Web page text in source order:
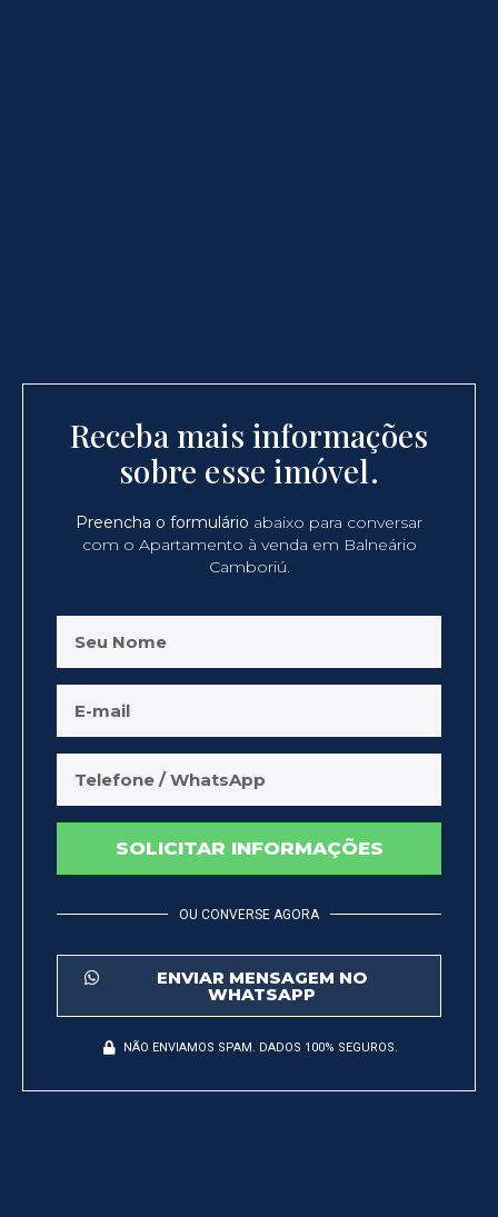
Receba mais informações
sobre esse imóvel.
Preencha o formulário abaixo para conversar
com o Apartamento à venda em Balneário
Camboriú.
SOLICITAR INFORMAÇÕES
OU CONVERSE AGORA
ENVIAR MENSAGEM NO
WHATSAPP
NÃO ENVIAMOS SPAM. DADOS 100% SEGUROS.